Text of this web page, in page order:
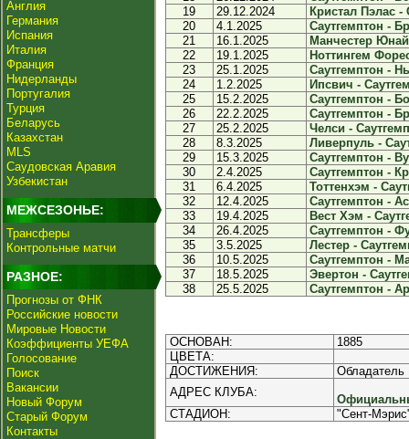
Англия
Германия
Испания
Италия
Франция
Нидерланды
Португалия
Турция
Беларусь
Казахстан
MLS
Саудовская Аравия
Узбекистан
МЕЖСЕЗОНЬЕ:
Трансферы
Контрольные матчи
РАЗНОЕ:
Прогнозы от ФНК
Российские новости
Мировые Новости
Коэффициенты УЕФА
Голосование
Поиск
Вакансии
Новый Форум
Старый Форум
Контакты
19
29.12.2024
Кристал Пэлас -
20
4.1.2025
Саутгемптон -
21
16.1.2025
Манчестер
22
19.1.2025
Ноттингем
23
25.1.2025
Саутгемптон -
24
1.2.2025
Ипсвич -
25
15.2.2025
Саутгемптон -
26
22.2.2025
Саутгемптон -
27
25.2.2025
Челси -
28
8.3.2025
Ливерпуль -
29
15.3.2025
Саутгемптон -
30
2.4.2025
Саутгемптон -
31
6.4.2025
Тоттенхэм -
32
12.4.2025
Саутгемптон -
33
19.4.2025
Вест Хэм -
34
26.4.2025
Саутгемптон -
35
3.5.2025
Лестер -
36
10.5.2025
Саутгемптон -
37
18.5.2025
Эвертон -
38
25.5.2025 Саутгемптон -
ОСНОВАН:
1885
ЦВЕТА:
ДОСТИЖЕНИЯ:
Обладатель
АДРЕС КЛУБА:
СТАДИОН:
"Сент-